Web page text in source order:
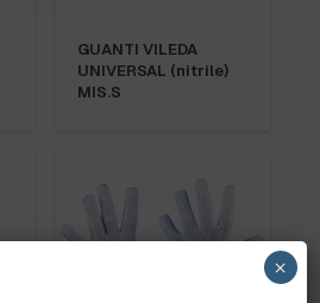
GUANTI VILEDA
UNIVERSAL (nitrile)
MIS.S
×